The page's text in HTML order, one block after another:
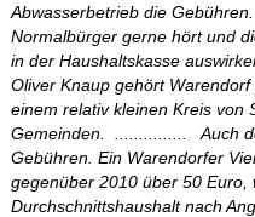
Abwasserbetrieb die
Normalbürger gerne hört und
in der Haushaltskasse
Oliver Knaup gehört
einem relativ kleinen Kreis von
Gemeinden.
Auch
Gebühren. Ein Warendorfer
gegenüber 2010 über 50
Durchschnittshaushalt nach